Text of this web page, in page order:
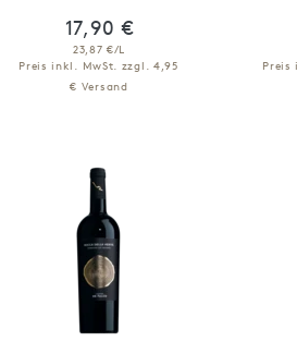
17,90 €
23,87 €/L
Preis inkl. MwSt. zzgl. 4,95
€ Versand
Preis